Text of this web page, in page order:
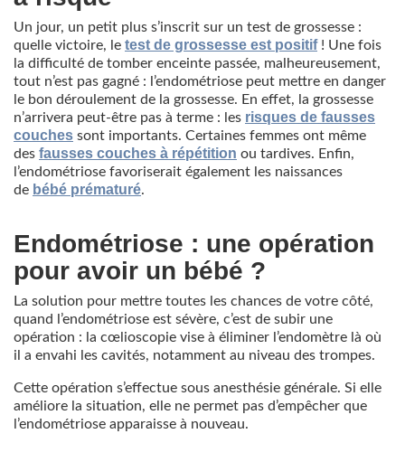
Un jour, un petit plus s’inscrit sur un test de grossesse :
quelle victoire, le test de grossesse est positif! Une fois
la difficulté de tomber enceinte passée, malheureusement,
tout n’est pas gagné : l’endométriose peut mettre en danger
le bon déroulement de la grossesse. En effet, la grossesse
n’arrivera peut-être pas à terme : les risques de fausses
couches sont importants. Certaines femmes ont même
des fausses couches à répétition ou tardives. Enfin,
l’endométriose favoriserait également les naissances
de bébé prématuré.
Endométriose : une opération
pour avoir un bébé ?
La solution pour mettre toutes les chances de votre côté,
quand l’endométriose est sévère, c’est de subir une
opération : la cœlioscopie vise à éliminer l’endomètre là où
il a envahi les cavités, notamment au niveau des trompes.
Cette opération s’effectue sous anesthésie générale. Si elle
améliore la situation, elle ne permet pas d’empêcher que
l’endométriose apparaisse à nouveau.